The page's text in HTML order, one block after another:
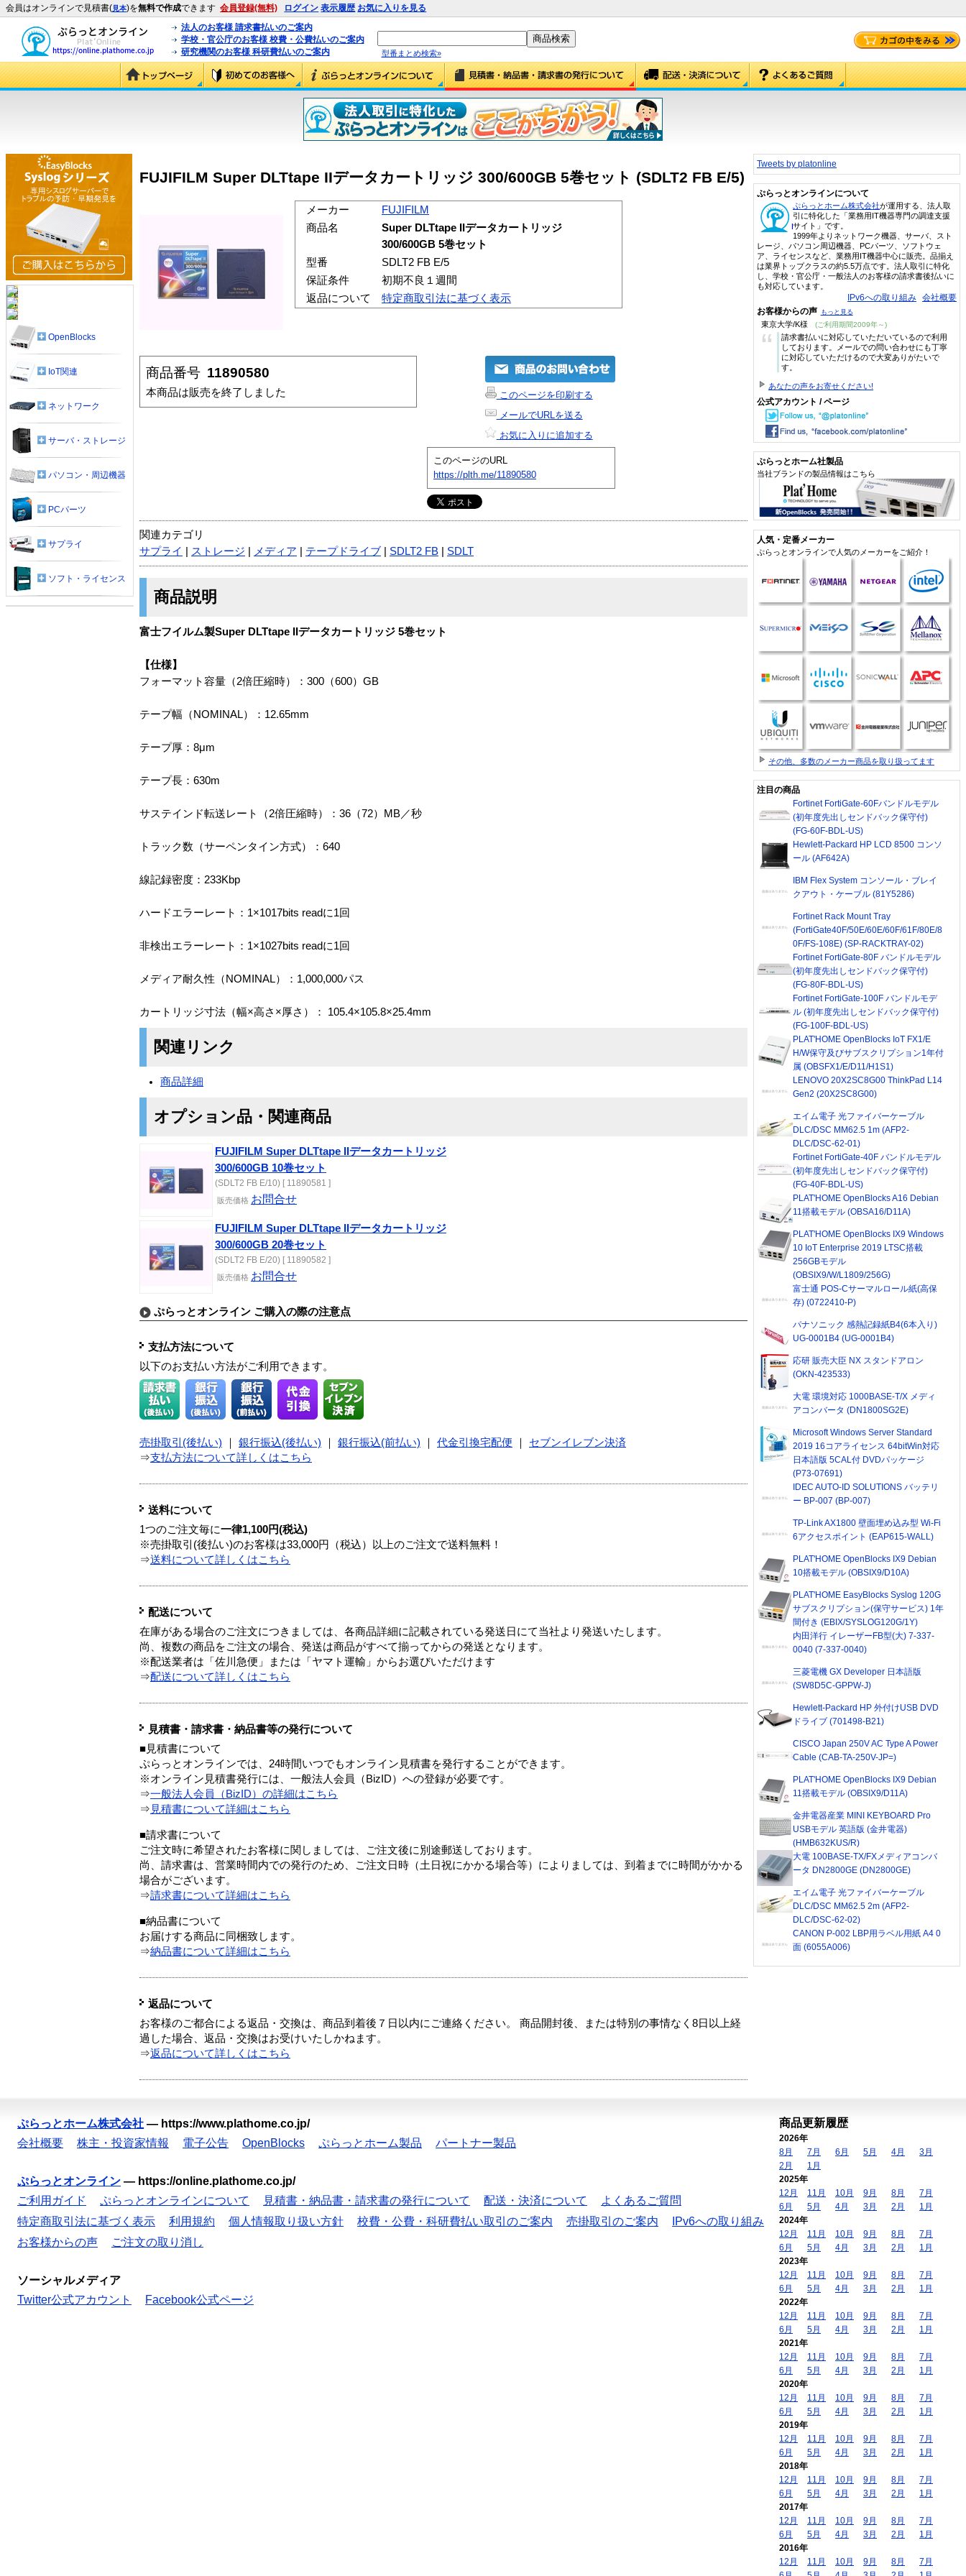
会員はオンラインで見積書(見本)を無料で作成できます 会員登録(無料) ログイン 表示履歴 お気に入りを見る
法人のお客様 請求書払いのご案内
学校・官公庁のお客様 校費・公費払いのご案内
研究機関のお客様 科研費払いのご案内
型番まとめ検索»
FUJIFILM Super DLTtape IIデータカートリッジ 300/600GB 5巻セット (SDLT2 FB E/5)
メーカー
FUJIFILM
商品名
Super DLTtape IIデータカートリッジ
300/600GB 5巻セット
型番
SDLT2 FB E/5
保証条件
初期不良１週間
返品について
特定商取引法に基づく表示
商品番号 11890580
本商品は販売を終了しました
このページを印刷する
メールでURLを送る
お気に入りに追加する
このページのURL
https://plth.me/11890580
関連カテゴリ
サプライ
ストレージ メディア テープドライブ SDLT2 FB SDLT
商品説明
富士フイルム製Super DLTtape IIデータカートリッジ 5巻セット
【仕様】
フォーマット容量（2倍圧縮時）：300（600）GB
テープ幅（NOMINAL）：12.65mm
テープ厚：8μm
テープ長：630m
サステインド転送レート（2倍圧縮時）：36（72）MB／秒
トラック数（サーペンタイン方式）：640
線記録密度：233Kbp
ハードエラーレート：1×1017bits readに1回
非検出エラーレート：1×1027bits readに1回
メディア耐久性（NOMINAL）：1,000,000パス
カートリッジ寸法（幅×高さ×厚さ）： 105.4×105.8×25.4mm
関連リンク
商品詳細
オプション品・関連商品
FUJIFILM Super DLTtape IIデータカートリッジ
300/600GB 10巻セット
(SDLT2 FB E/10) [ 11890581 ]
販売価格 お問合せ
FUJIFILM Super DLTtape IIデータカートリッジ
300/600GB 20巻セット
(SDLT2 FB E/20) [ 11890582 ]
販売価格 お問合せ
ぷらっとオンライン ご購入の際の注意点
支払方法について
以下のお支払い方法がご利用できます。
売掛取引(後払い) 銀行振込(後払い) 銀行振込(前払い) 代金引換宅配便
セブンイレブン決済
⇒支払方法について詳しくはこちら
送料について
1つのご注文毎に一律1,100円(税込)
※売掛取引(後払い)のお客様は33,000円（税込）以上のご注文で送料無料！
⇒送料について詳しくはこちら
配送について
在庫がある場合のご注文につきましては、各商品詳細に記載されている発送日にて当社より発送いたします。
尚、複数の商品をご注文の場合、発送は商品がすべて揃ってからの発送となります。
※配送業者は「佐川急便」または「ヤマト運輸」からお選びいただけます
⇒配送について詳しくはこちら
見積書・請求書・納品書等の発行について
■見積書について
ぷらっとオンラインでは、24時間いつでもオンライン見積書を発行することができます。
※オンライン見積書発行には、一般法人会員（BizID）への登録が必要です。
⇒一般法人会員（BizID）の詳細はこちら
⇒ 見積書について詳細はこちら
■請求書について
ご注文時に希望されたお客様に関しましては、ご注文後に別途郵送しております。
尚、請求書は、営業時間内での発行のため、ご注文日時（土日祝にかかる場合等）によりましては、到着までに時間がかかる
場合がございます。
⇒請求書について詳細はこちら
■納品書について
お届けする商品に同梱致します。
⇒納品書について詳細はこちら
返品について
お客様のご都合による返品・交換は、商品到着後７日以内にご連絡ください。 商品開封後、または特別の事情なく8日以上経
過した場合、返品・交換はお受けいたしかねます。
⇒返品について詳しくはこちら
OpenBlocks
IoT関連
ネットワーク
サーバ・ストレージ
パソコン・周辺機器
PCパーツ
サプライ
ソフト・ライセンス
Tweets by platonline
ぷらっとオンラインについて
ぷらっとホーム株式会社が運用する、法人取
引に特化した「業務用IT機器専門の調達支援
サイト」です。
1999年よりネットワーク機器、サーバ、スト
レージ、パソコン周辺機器、PCパーツ、ソフトウェ
ア、ライセンスなど、業務用IT機器中心に販売。品揃え
は業界トップクラスの約5.5万点です。法人取引に特化
し、学校・官公庁・一般法人のお客様の請求書後払いに
も対応しています。
IPv6への取り組み 会社概要
お客様からの声 もっと見る
東京大学/K様 (ご利用期間2009年～)
“
請求書払いに対応していただいているので利用
しております。メールでの問い合わせにも丁寧
に対応していただけるので大変ありがたいで
す。
あなたの声をお寄せください!
公式アカウント / ページ
ぷらっとホーム社製品
当社ブランドの製品情報はこちら
人気・定番メーカー
ぷらっとオンラインで人気のメーカーをご紹介！
その他、多数のメーカー商品を取り扱ってます
注目の商品
Fortinet FortiGate-60Fバンドルモデル
(初年度先出しセンドバック保守付)
(FG-60F-BDL-US)
Hewlett-Packard HP LCD 8500 コンソ
ール (AF642A)
IBM Flex System コンソール・ブレイ
クアウト・ケーブル (81Y5286)
Fortinet Rack Mount Tray
(FortiGate40F/50E/60E/60F/61F/80E/8
0F/FS-108E) (SP-RACKTRAY-02)
Fortinet FortiGate-80F バンドルモデル
(初年度先出しセンドバック保守付)
(FG-80F-BDL-US)
Fortinet FortiGate-100F バンドルモデ
ル (初年度先出しセンドバック保守付)
(FG-100F-BDL-US)
PLAT'HOME OpenBlocks IoT FX1/E
H/W保守及びサブスクリプション1年付
属 (OBSFX1/E/D11/H1S1)
LENOVO 20X2SC8G00 ThinkPad L14
Gen2 (20X2SC8G00)
エイム電子 光ファイバーケーブル
DLC/DSC MM62.5 1m (AFP2-
DLC/DSC-62-01)
Fortinet FortiGate-40F バンドルモデル
(初年度先出しセンドバック保守付)
(FG-40F-BDL-US)
PLAT'HOME OpenBlocks A16 Debian
11搭載モデル (OBSA16/D11A)
PLAT'HOME OpenBlocks IX9 Windows
10 IoT Enterprise 2019 LTSC搭載
256GBモデル
(OBSIX9/W/L1809/256G)
富士通 POS-Cサーマルロール紙(高保
存) (0722410-P)
パナソニック 感熱記録紙B4(6本入り)
UG-0001B4 (UG-0001B4)
応研 販売大臣 NX スタンドアロン
(OKN-423533)
大電 環境対応 1000BASE-T/X メディ
アコンバータ (DN1800SG2E)
Microsoft Windows Server Standard
2019 16コアライセンス 64bitWin対応
日本語版 5CAL付 DVDパッケージ
(P73-07691)
IDEC AUTO-ID SOLUTIONS バッテリ
ー BP-007 (BP-007)
TP-Link AX1800 壁面埋め込み型 Wi-Fi
6アクセスポイント (EAP615-WALL)
PLAT'HOME OpenBlocks IX9 Debian
10搭載モデル (OBSIX9/D10A)
PLAT'HOME EasyBlocks Syslog 120G
サブスクリプション(保守サービス) 1年
間付き (EBIX/SYSLOG120G/1Y)
内田洋行 イレーザーFB型(大) 7-337-
0040 (7-337-0040)
三菱電機 GX Developer 日本語版
(SW8D5C-GPPW-J)
Hewlett-Packard HP 外付けUSB DVD
ドライブ (701498-B21)
CISCO Japan 250V AC Type A Power
Cable (CAB-TA-250V-JP=)
PLAT'HOME OpenBlocks IX9 Debian
11搭載モデル (OBSIX9/D11A)
金井電器産業 MINI KEYBOARD Pro
USBモデル 英語版 (金井電器)
(HMB632KUS/R)
大電 100BASE-TX/FXメディアコンバ
ータ DN2800GE (DN2800GE)
エイム電子 光ファイバーケーブル
DLC/DSC MM62.5 2m (AFP2-
DLC/DSC-62-02)
CANON P-002 LBP用ラベル用紙 A4 0
面 (6055A006)
ぷらっとホーム株式会社 — https://www.plathome.co.jp/
会社概要
株主・投資家情報 電子公告 OpenBlocks ぷらっとホーム製品 パートナー製品
ぷらっとオンライン — https://online.plathome.co.jp/
ご利用ガイド
ぷらっとオンラインについて 見積書・納品書・請求書の発行について 配送・決済について
よくあるご質問
特定商取引法に基づく表示
利用規約 個人情報取り扱い方針 校費・公費・科研費払い取引のご案内 売掛取引のご案内
IPv6への取り組み
お客様からの声
ご注文の取り消し
ソーシャルメディア
Twitter公式アカウント
Facebook公式ページ
商品更新履歴
2026年
8月
7月 6月 5月 4月
3月
2月
1月
2025年
12月
11月 10月 9月 8月
7月
6月
5月 4月 3月 2月
1月
2024年
12月
11月 10月 9月 8月
7月
6月
5月 4月 3月 2月
1月
2023年
12月
11月 10月 9月 8月
7月
6月
5月 4月 3月 2月
1月
2022年
12月
11月 10月 9月 8月
7月
6月
5月 4月 3月 2月
1月
2021年
12月
11月 10月 9月 8月
7月
6月
5月 4月 3月 2月
1月
2020年
12月
11月 10月 9月 8月
7月
6月
5月 4月 3月 2月
1月
2019年
12月
11月 10月 9月 8月
7月
6月
5月 4月 3月 2月
1月
2018年
12月
11月 10月 9月 8月
7月
6月
5月 4月 3月 2月
1月
2017年
12月
11月 10月 9月 8月
7月
6月
5月 4月 3月 2月
1月
2016年
12月
11月 10月 9月 8月
7月